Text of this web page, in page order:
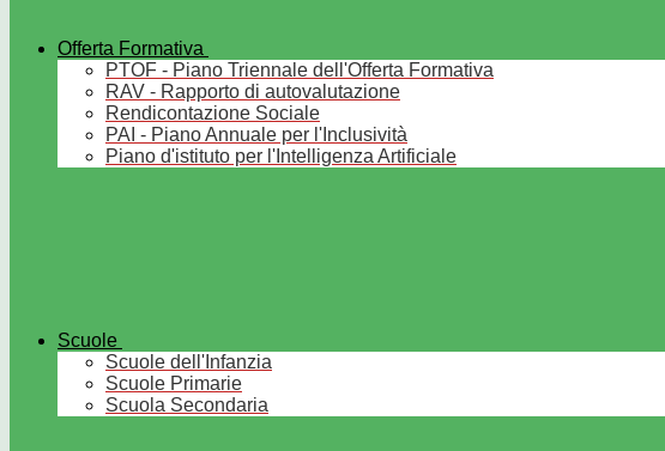
Offerta Formativa
PTOF - Piano Triennale dell'Offerta Formativa
RAV - Rapporto di autovalutazione
Rendicontazione Sociale
PAI - Piano Annuale per l'Inclusività
Piano d'istituto per l'Intelligenza Artificiale
Scuole
Scuole dell'Infanzia
Scuole Primarie
Scuola Secondaria